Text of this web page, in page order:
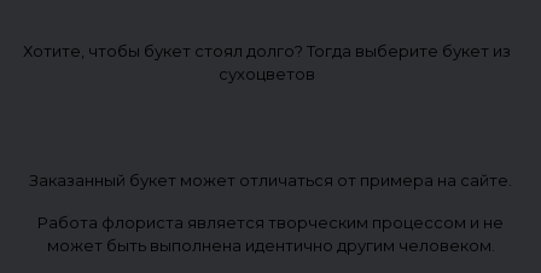
Хотите, чтобы букет стоял долго? Тогда выберите букет из
сухоцветов
Заказанный букет может отличаться от примера на сайте.
Работа флориста является творческим процессом и не
может быть выполнена идентично другим человеком.